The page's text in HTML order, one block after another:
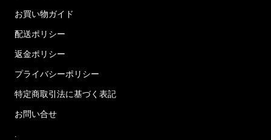
お買い物ガイド
配送ポリシー
返金ポリシー
プライバシーポリシー
特定商取引法に基づく表記
お問い合せ
.